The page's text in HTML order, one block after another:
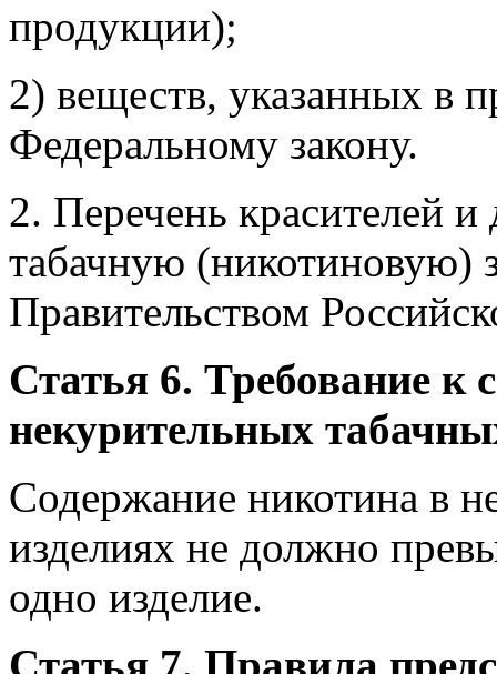
продукции);
2) веществ, указанных в
Федеральному закону.
2. Перечень красителей
табачную (никотиновую)
Правительством
Статья 6. Требование к
некурительных
Содержание никотина в
изделиях не должно
одно изделие.